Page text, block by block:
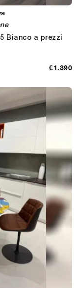
Bianco a prezzi
€1.390